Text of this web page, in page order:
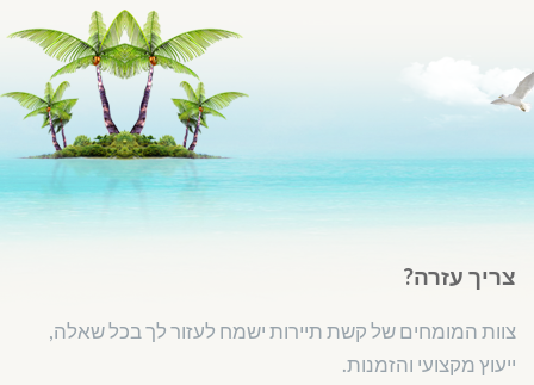
צריך עזרה?
צוות המומחים של קשת תיירות ישמח לעזור לך בכל שאלה,
ייעוץ מקצועי והזמנות.